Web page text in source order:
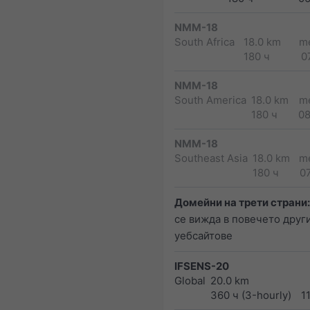
NMM-18
South Africa
18.0 km
180 ч
NMM-18
South America 18.0 km
180 ч
NMM-18
Southeast Asia 18.0 km
180 ч
Домейни на трети страни:
се вижда в повечето
уебсайтове
IFSENS-20
Global 20.0 km
360 ч (3-hourly)